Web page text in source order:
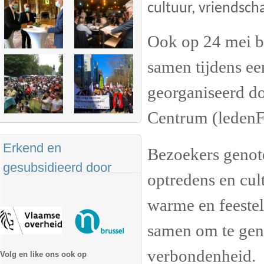
cultuur,
Ook op 24 mei
samen tijdens
georganiseerd
Centrum
Bezoekers
optredens en
warme en
samen om te
verbondenheid.
Erkend en
gesubsidieerd door
Volg en like ons ook op